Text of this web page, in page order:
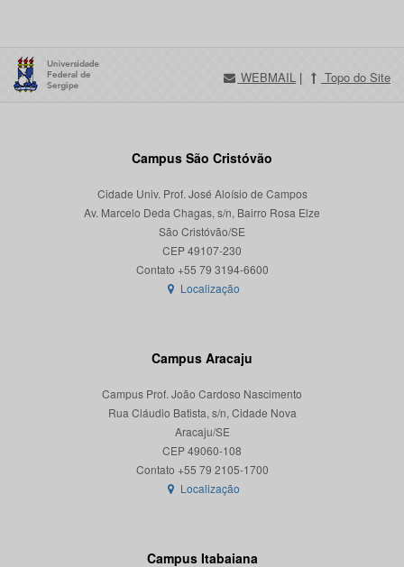
WEBMAIL | Topo do Site
Campus São Cristóvão
Cidade Univ. Prof. José Aloísio de Campos
Av. Marcelo Deda Chagas, s/n, Bairro Rosa Elze
São Cristóvão/SE
CEP 49107-230
Localização
Campus Aracaju
Campus Prof. João Cardoso Nascimento
Rua Cláudio Batista, s/n, Cidade Nova
Aracaju/SE
CEP 49060-108
Localização
Campus Itabaiana